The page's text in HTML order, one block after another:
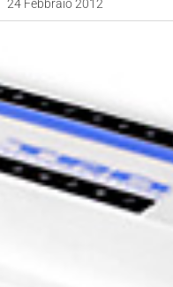
24 Febbraio 2012